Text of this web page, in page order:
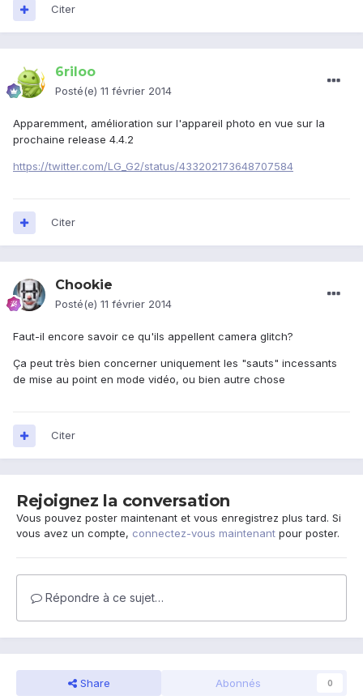
Citer
6riloo
Posté(e) 11 février 2014
Apparemment, amélioration sur l'appareil photo en vue sur la
prochaine release 4.4.2
https://twitter.com/LG_G2/status/433202173648707584
Citer
Chookie
Posté(e) 11 février 2014
Faut-il encore savoir ce qu'ils appellent camera glitch?
Ça peut très bien concerner uniquement les "sauts" incessants
de mise au point en mode vidéo, ou bien autre chose
Citer
Rejoignez la conversation
Vous pouvez poster maintenant et vous enregistrez plus tard. Si
vous avez un compte, connectez-vous maintenant pour poster.
Répondre à ce sujet…
Share Abonnés 0